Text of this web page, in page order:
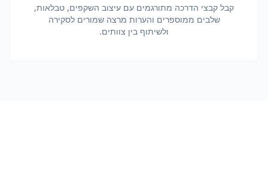
קבל קבצי הדרכה מתורגמים עם עיצוב השקפים, טבלאות,
שלבים ממוספרים והערות מרצה שמורים לסקירה
ולשיתוף בין צוותים.